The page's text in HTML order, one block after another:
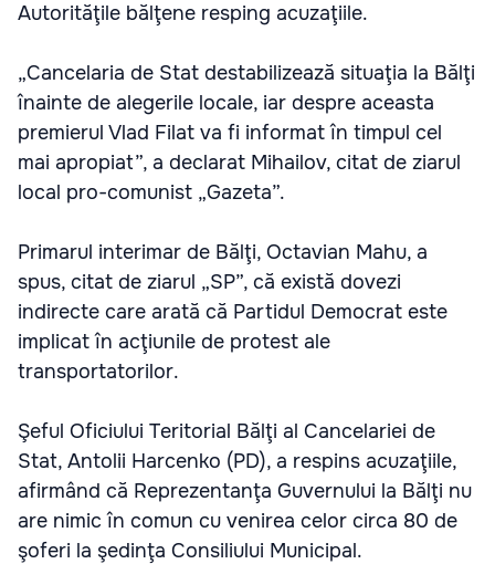
Autorităţile bălţene resping acuzaţiile.
„Cancelaria de Stat destabilizează situaţia la Bălţi
înainte de alegerile locale, iar despre aceasta
premierul Vlad Filat va fi informat în timpul cel
mai apropiat”, a declarat Mihailov, citat de ziarul
local pro-comunist „Gazeta”.
Primarul interimar de Bălţi, Octavian Mahu, a
spus, citat de ziarul „SP”, că există dovezi
indirecte care arată că Partidul Democrat este
implicat în acţiunile de protest ale
transportatorilor.
Şeful Oficiului Teritorial Bălţi al Cancelariei de
Stat, Antolii Harcenko (PD), a respins acuzaţiile,
afirmând că Reprezentanţa Guvernului la Bălţi nu
are nimic în comun cu venirea celor circa 80 de
şoferi la şedinţa Consiliului Municipal.